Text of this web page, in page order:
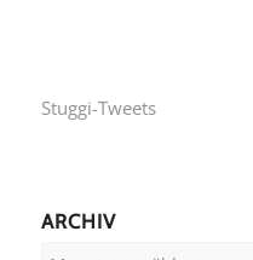
Stuggi-Tweets
ARCHIV